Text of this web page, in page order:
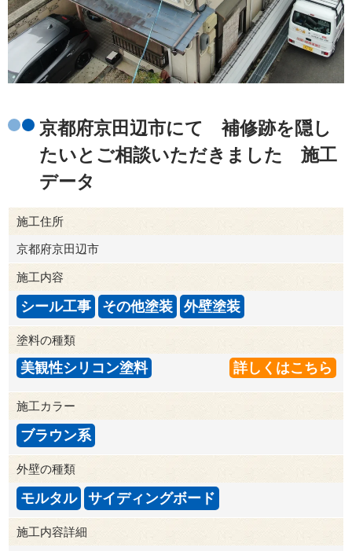
京都府京田辺市にて 補修跡を隠し
たいとご相談いただきました 施工
データ
施工住所
京都府京田辺市
施工内容
シール工事 その他塗装 外壁塗装
塗料の種類
美観性シリコン塗料 詳しくはこちら
施工カラー
ブラウン系
外壁の種類
モルタル サイディングボード
施工内容詳細